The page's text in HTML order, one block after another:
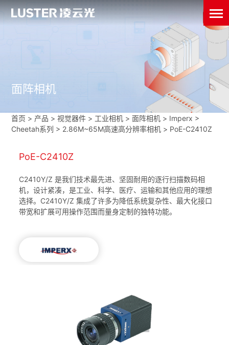
面阵相机
首页 > 产品 > 视觉器件 > 工业相机 >面阵相机 > Imperx >
Cheetah系列 > 2.86M~65M高速高分辨率相机 > PoE-C2410Z
PoE-C2410Z
C2410Y/Z 是我们技术最先进、坚固耐用的逐行扫描数码相
机，设计紧凑，是工业、科学、医疗、运输和其他应用的理想
选择。C2410Y/Z 集成了许多为降低系统复杂性、最大化接口
带宽和扩展可用操作范围而量身定制的独特功能。